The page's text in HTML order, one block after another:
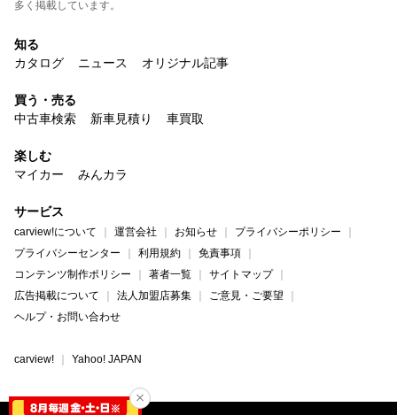
多く掲載しています。
知る
カタログ
ニュース オリジナル記事
買う・売る
中古車検索
新車見積り 車買取
楽しむ
マイカー
みんカラ
サービス
carview!について 運営会社 お知らせ
プライバシーポリシー
プライバシーセンター
利用規約
免責事項
コンテンツ制作ポリシー
著者一覧
サイトマップ
広告掲載について
法人加盟店募集
ご意見・ご要望
ヘルプ・お問い合わせ
carview! Yahoo! JAPAN